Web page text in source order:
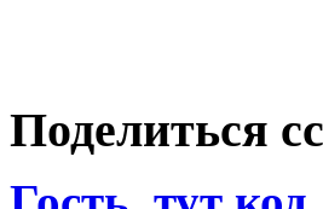
Поделиться